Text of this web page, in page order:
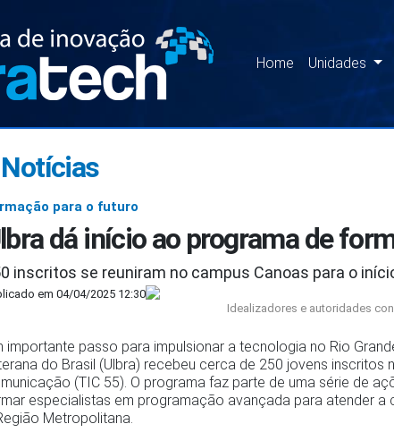
Home Unidades
para o futuro
dá início ao programa de
inscritos se reuniram no campus Canoas para o
em 04/04/2025 12:30
Idealizadores e autoridades
importante passo para impulsionar a tecnologia no Rio
do Brasil (Ulbra) recebeu cerca de 250 jovens
(TIC 55). O programa faz parte de uma série de
especialistas em programação avançada para atender
Metropolitana.